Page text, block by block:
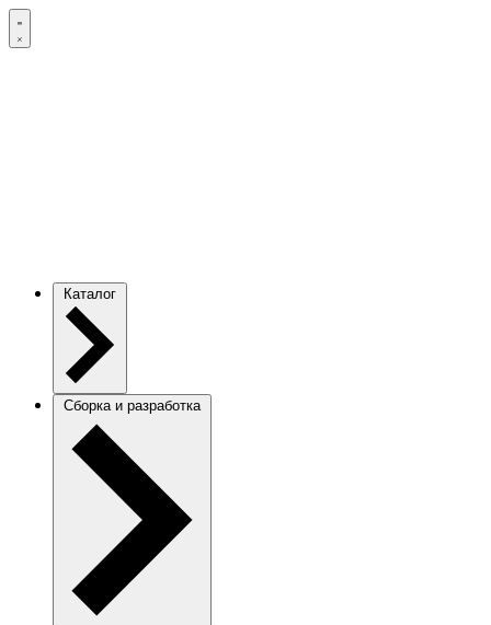
Каталог
Сборка и разработка